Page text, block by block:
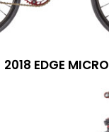
2018 EDGE MICRO